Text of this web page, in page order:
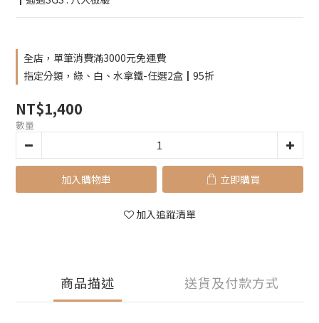
全店，單筆消費滿3000元免運費
指定分類，綠、白、水拿鐵-任選2盒┃95折
NT$1,400
數量
加入購物車 立即購買
加入追蹤清單
商品描述 送貨及付款方式